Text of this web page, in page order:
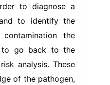
to diagnose a
to identify the
the
to go back to the
analysis. These
of the pathogen,